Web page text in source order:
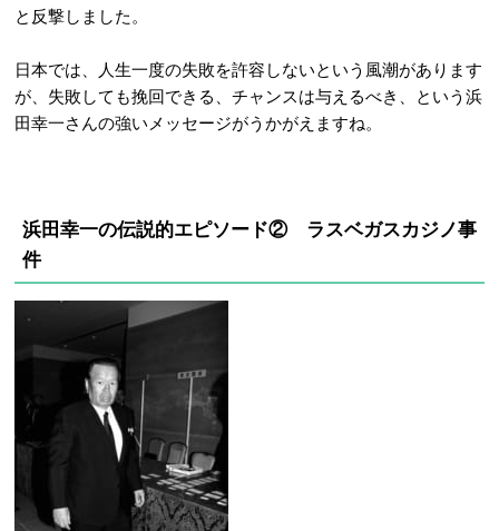
と反撃しました。
日本では、人生一度の失敗を許容しないという風潮があります
が、失敗しても挽回できる、チャンスは与えるべき、という浜
田幸一さんの強いメッセージがうかがえますね。
浜田幸一の伝説的エピソード② ラスベガスカジノ事
件